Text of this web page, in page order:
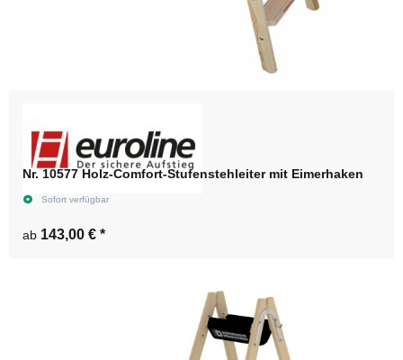
Nr. 10577 Holz-Comfort-Stufenstehleiter mit Eimerhaken
Sofort verfügbar
ab 143,00 € *